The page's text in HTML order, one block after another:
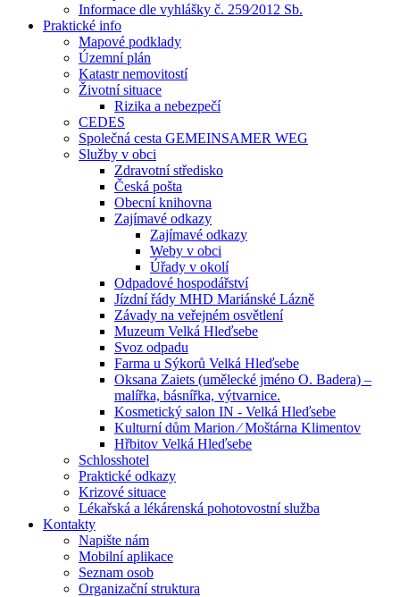
Informace dle vyhlášky č. 259⁄2012 Sb.
Praktické info
Mapové podklady
Územní plán
Katastr nemovitostí
Životní situace
Rizika a nebezpečí
CEDES
Společná cesta GEMEINSAMER WEG
Služby v obci
Zdravotní středisko
Česká pošta
Obecní knihovna
Zajímavé odkazy
Zajímavé odkazy
Weby v obci
Úřady v okolí
Odpadové hospodářství
Jízdní řády MHD Mariánské Lázně
Závady na veřejném osvětlení
Muzeum Velká Hleďsebe
Svoz odpadu
Farma u Sýkorů Velká Hleďsebe
Oksana Zaiets (umělecké jméno O. Badera) –
malířka, básnířka, výtvarnice.
Kosmetický salon IN - Velká Hleďsebe
Kulturní dům Marion ⁄ Moštárna Klimentov
Hřbitov Velká Hleďsebe
Schlosshotel
Praktické odkazy
Krizové situace
Lékařská a lékárenská pohotovostní služba
Kontakty
Napište nám
Mobilní aplikace
Seznam osob
Organizační struktura